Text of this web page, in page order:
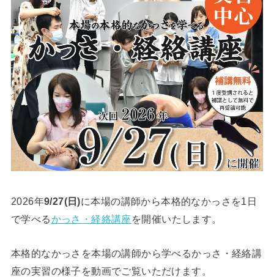
2026年9/27(日)に本場の講師から本格的なかっさを1日
で学べるかっさ・経絡講座 を開催いたします。
本格的なかっさを本場の講師から学べるかっさ・経絡講
座の実習の様子を動画でご覧いただけます。